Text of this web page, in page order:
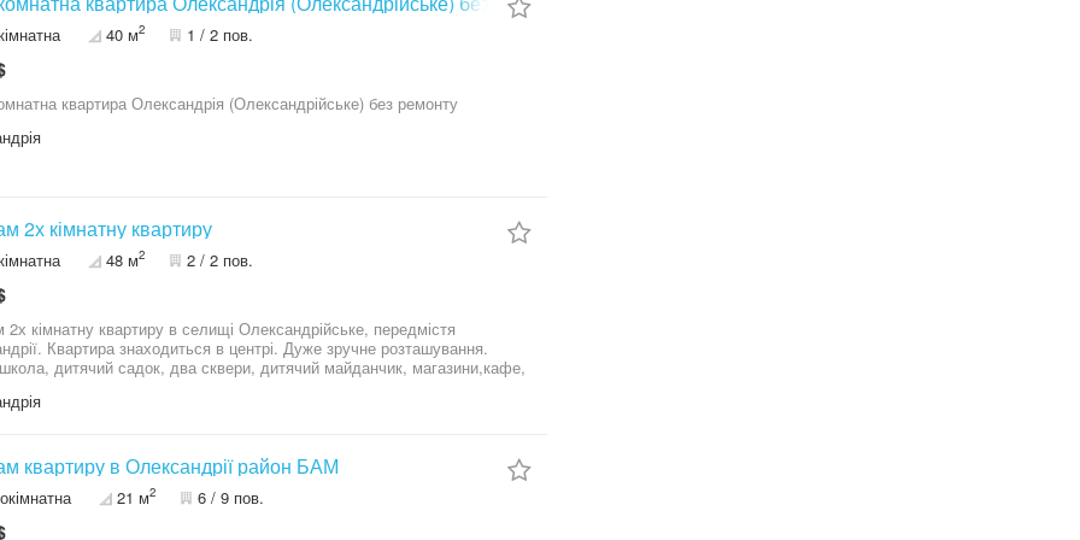
40 м2 1 / 2 пов.
квартира Олександрія (Олександрійське) без ремонту
2х кімнатну квартиру
48 м2 2 / 2 пов.
кімнатну квартиру в селищі Олександрійське, передмістя
Квартира знаходиться в центрі. Дуже зручне розташування.
дитячий садок, два сквери, дитячий майданчик, магазини,кафе,
озеро та річка. Тихе, спокійне міце, для проживання. Стан
опалення... По квартирі: Велика зала, спальня, коридор,
Т. Г.Шевченка, 15 хвилин на авто...
квартиру в Олександрії район БАМ
21 м2 6 / 9 пов.